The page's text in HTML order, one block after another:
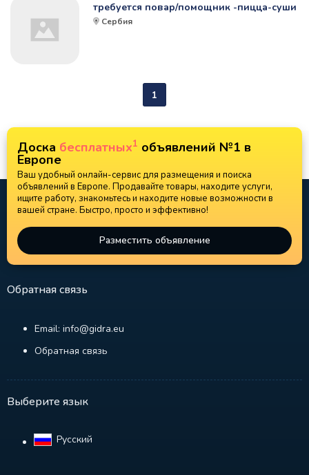
требуется повар/помощник -пицца-суши
Сербия
1
Доска бесплатных1 объявлений №1 в
Европе
Ваш удобный онлайн-сервис для размещения и поиска
объявлений в Европе. Продавайте товары, находите услуги,
ищите работу, знакомьтесь и находите новые возможности в
вашей стране. Быстро, просто и эффективно!
Разместить объявление
Обратная связь
Email: info@gidra.eu
Обратная связь
Выберите язык
Русский‎